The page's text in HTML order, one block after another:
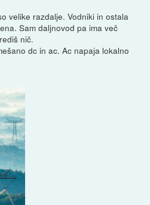
velike razdalje. Vodniki in ostala
Sam daljnovod pa ima več
nič.
dc in ac. Ac napaja lokalno